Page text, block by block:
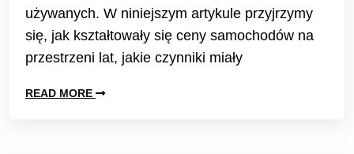
używanych. W niniejszym artykule przyjrzymy
się, jak kształtowały się ceny samochodów na
przestrzeni lat, jakie czynniki miały
READ MORE